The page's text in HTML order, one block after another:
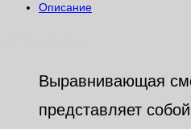
Описание
Выравнивающая
представляет